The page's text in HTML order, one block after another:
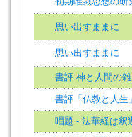
思い出すままに
思い出すままに
書評 神と人間の
書評「仏教と人生」
唱題 - 法華経は釈